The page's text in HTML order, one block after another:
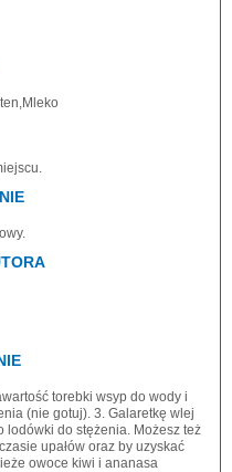
torebki wsyp do wody i
(nie gotuj). 3. Galaretkę wlej
lodówki do stężenia. Możesz też
upałów oraz by uzyskać
owoce kiwi i ananasa